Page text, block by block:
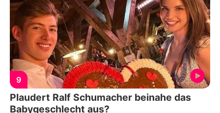
9
Plaudert Ralf Schumacher beinahe das
Babygeschlecht aus?